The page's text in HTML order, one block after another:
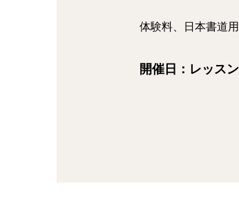
体験料、日本書道
開催日：レッス